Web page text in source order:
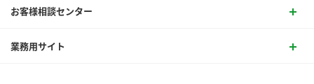
お客様相談センター
業務用サイト